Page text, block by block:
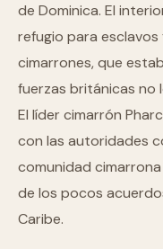
de Dominica. El
refugio para esclavos
cimarrones, que
fuerzas británicas no
El líder cimarrón
con las autoridades
comunidad
de los pocos
Caribe.